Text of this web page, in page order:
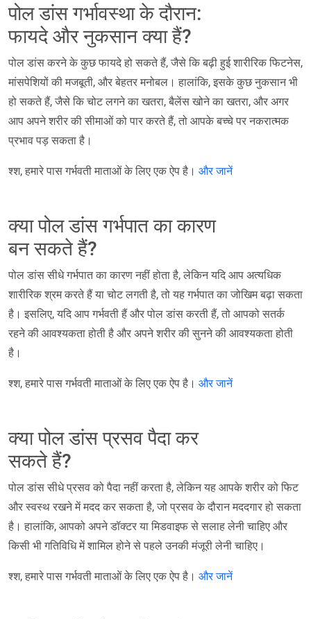
पोल डांस गर्भावस्था के दौरान:
फायदे और नुकसान क्या हैं?
पोल डांस करने के कुछ फायदे हो सकते हैं, जैसे कि बढ़ी हुई शारीरिक फिटनेस,
मांसपेशियों की मजबूती, और बेहतर मनोबल। हालांकि, इसके कुछ नुकसान भी
हो सकते हैं, जैसे कि चोट लगने का खतरा, बैलेंस खोने का खतरा, और अगर
आप अपने शरीर की सीमाओं को पार करते हैं, तो आपके बच्चे पर नकरात्मक
प्रभाव पड़ सकता है।
श्श, हमारे पास गर्भवती माताओं के लिए एक ऐप है। और जानें
क्या पोल डांस गर्भपात का कारण
बन सकते हैं?
पोल डांस सीधे गर्भपात का कारण नहीं होता है, लेकिन यदि आप अत्यधिक
शारीरिक श्रम करते हैं या चोट लगती है, तो यह गर्भपात का जोखिम बढ़ा सकता
है। इसलिए, यदि आप गर्भवती हैं और पोल डांस करती हैं, तो आपको सतर्क
रहने की आवश्यकता होती है और अपने शरीर की सुनने की आवश्यकता होती
है।
श्श, हमारे पास गर्भवती माताओं के लिए एक ऐप है। और जानें
क्या पोल डांस प्रसव पैदा कर
सकते हैं?
पोल डांस सीधे प्रसव को पैदा नहीं करता है, लेकिन यह आपके शरीर को फिट
और स्वस्थ रखने में मदद कर सकता है, जो प्रसव के दौरान मददगार हो सकता
है। हालांकि, आपको अपने डॉक्टर या मिडवाइफ से सलाह लेनी चाहिए और
किसी भी गतिविधि में शामिल होने से पहले उनकी मंजूरी लेनी चाहिए।
श्श, हमारे पास गर्भवती माताओं के लिए एक ऐप है। और जानें